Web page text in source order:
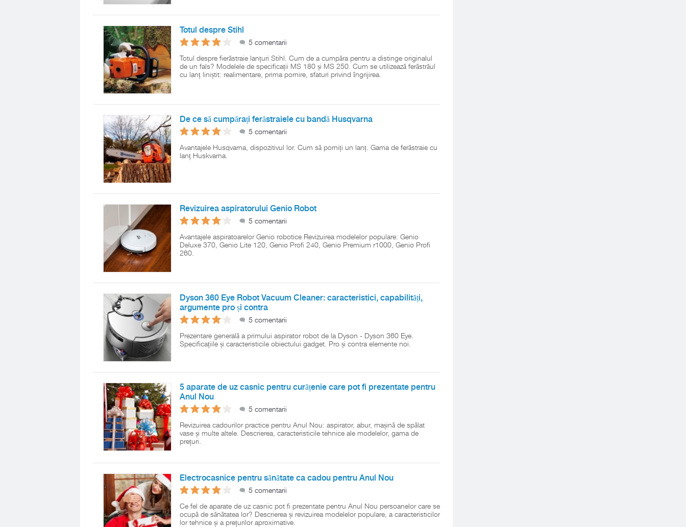
Totul despre Stihl
5 comentarii
Totul despre fierăstraie lanțuri Stihl. Cum de a cumpăra pentru a distinge originalul
de un fals? Modelele de specificații MS 180 și MS 250. Cum se utilizează ferăstrăul
cu lanț liniștit: realimentare, prima pornire, sfaturi privind îngrijirea.
De ce să cumpărați ferăstraiele cu bandă Husqvarna
5 comentarii
Avantajele Husqvarna, dispozitivul lor. Cum să porniți un lanț. Gama de ferăstraie cu
lanț Huskvarna.
Revizuirea aspiratorului Genio Robot
5 comentarii
Avantajele aspiratoarelor Genio robotice Revizuirea modelelor populare: Genio
Deluxe 370, Genio Lite 120, Genio Profi 240, Genio Premium r1000, Genio Profi
260.
Dyson 360 Eye Robot Vacuum Cleaner: caracteristici, capabilități,
argumente pro și contra
5 comentarii
Prezentare generală a primului aspirator robot de la Dyson - Dyson 360 Eye.
Specificațiile și caracteristicile obiectului gadget. Pro și contra elemente noi.
5 aparate de uz casnic pentru curățenie care pot fi prezentate pentru
Anul Nou
5 comentarii
Revizuirea cadourilor practice pentru Anul Nou: aspirator, abur, mașină de spălat
vase și multe altele. Descrierea, caracteristicile tehnice ale modelelor, gama de
prețuri.
Electrocasnice pentru sănătate ca cadou pentru Anul Nou
5 comentarii
Ce fel de aparate de uz casnic pot fi prezentate pentru Anul Nou persoanelor care se
ocupă de sănătatea lor? Descrierea și revizuirea modelelor populare, a caracteristicilor
lor tehnice și a prețurilor aproximative.